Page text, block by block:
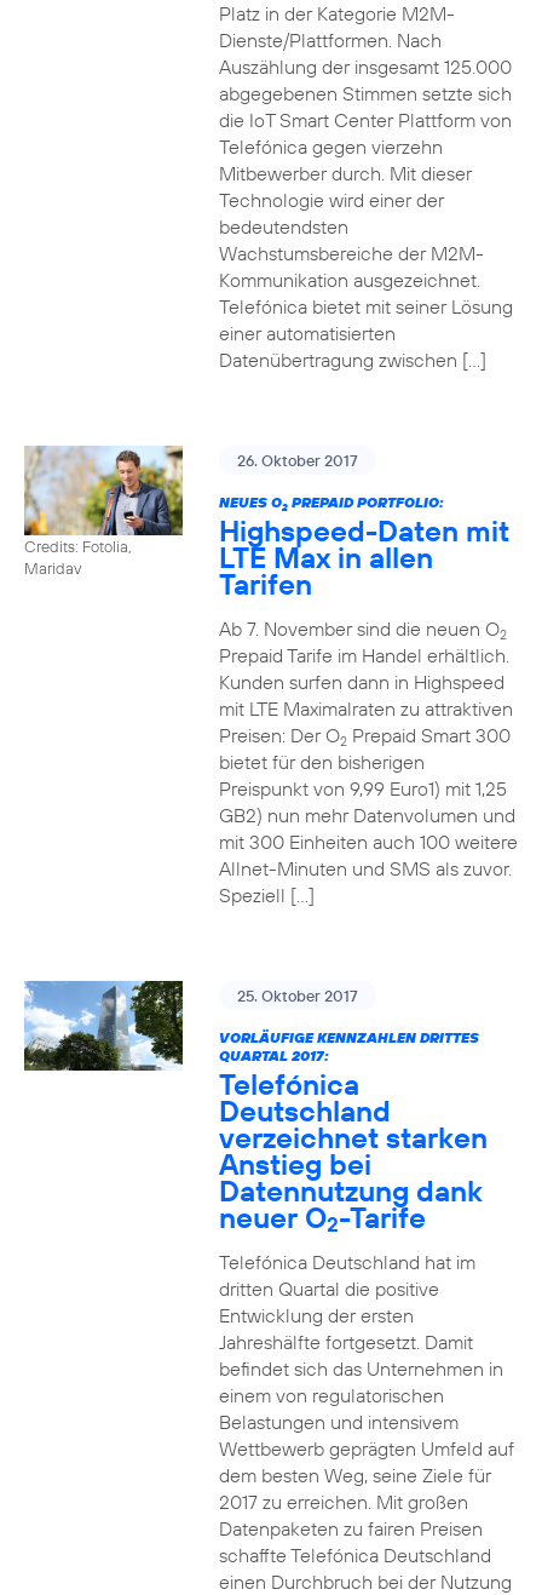
Platz in der Kategorie M2M-
Dienste/Plattformen. Nach
Auszählung der insgesamt 125.000
abgegebenen Stimmen setzte sich
die IoT Smart Center Plattform von
Telefónica gegen vierzehn
Mitbewerber durch. Mit dieser
Technologie wird einer der
bedeutendsten
Wachstumsbereiche der M2M-
Kommunikation ausgezeichnet.
Telefónica bietet mit seiner Lösung
einer automatisierten
Datenübertragung zwischen […]
Credits: Fotolia,
Maridav
26. Oktober 2017
NEUES O2PREPAID PORTFOLIO:
Highspeed-Daten mit
LTE Max in allen
Tarifen
Ab 7. November sind die neuen O2
Prepaid Tarife im Handel erhältlich.
Kunden surfen dann in Highspeed
mit LTE Maximalraten zu attraktiven
Preisen: Der O2Prepaid Smart 300
bietet für den bisherigen
Preispunkt von 9,99 Euro1) mit 1,25
GB2) nun mehr Datenvolumen und
mit 300 Einheiten auch 100 weitere
Allnet-Minuten und SMS als zuvor.
Speziell […]
25. Oktober 2017
VORLÄUFIGE KENNZAHLEN DRITTES
QUARTAL 2017:
Telefónica
Deutschland
verzeichnet starken
Anstieg bei
Datennutzung dank
neuer O2-Tarife
Telefónica Deutschland hat im
dritten Quartal die positive
Entwicklung der ersten
Jahreshälfte fortgesetzt. Damit
befindet sich das Unternehmen in
einem von regulatorischen
Belastungen und intensivem
Wettbewerb geprägten Umfeld auf
dem besten Weg, seine Ziele für
2017 zu erreichen. Mit großen
Datenpaketen zu fairen Preisen
schaffte Telefónica Deutschland
einen Durchbruch bei der Nutzung